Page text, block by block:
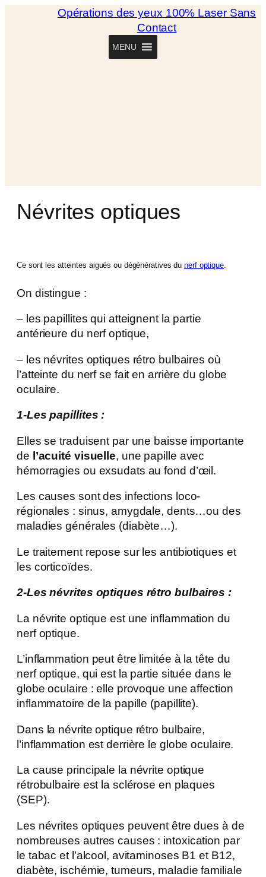
Opérations des yeux 100% Laser Sans
Contact
MENU
Névrites optiques
Ce sont les atteintes aiguës ou dégénératives dunerf optique.
On distingue :
– les papillites qui atteignent la partie
antérieure du nerf optique,
– les névrites optiques rétro bulbaires où
l’atteinte du nerf se fait en arrière du globe
oculaire.
1-Les papillites :
Elles se traduisent par une baisse importante
de l’acuité visuelle, une papille avec
hémorragies ou exsudats au fond d’œil.
Les causes sont des infections loco-
régionales : sinus, amygdale, dents…ou des
maladies générales (diabète…).
Le traitement repose sur les antibiotiques et
les corticoïdes.
2-Les névrites optiques rétro bulbaires :
La névrite optique est une inflammation du
nerf optique.
L’inflammation peut être limitée à la tête du
nerf optique, qui est la partie située dans le
globe oculaire : elle provoque une affection
inflammatoire de la papille (papillite).
Dans la névrite optique rétro bulbaire,
l’inflammation est derrière le globe oculaire.
La cause principale la névrite optique
rétrobulbaire est la sclérose en plaques
(SEP).
Les névrites optiques peuvent être dues à de
nombreuses autres causes : intoxication par
le tabac et l’alcool, avitaminoses B1 et B12,
diabète, ischémie, tumeurs, maladie familiale